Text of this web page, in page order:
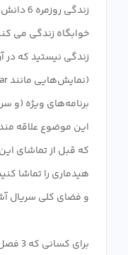
زندگی
خوابگاه زندگی می
زندگی نیستید که در
برنامه‌های ویژه (و
این موضوع علاقه
هیدماری را تماشا
برای